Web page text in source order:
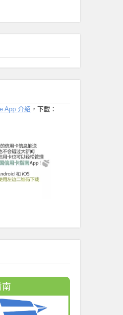
App 介紹 ，下載：